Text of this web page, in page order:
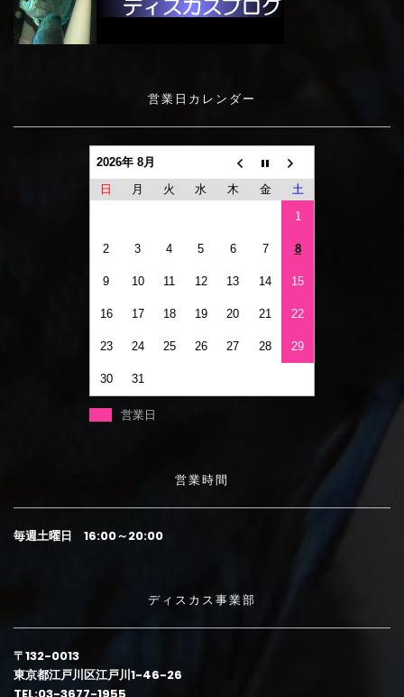
営業日カレンダー
2026年 8月
日
月 火 水 木 金
土
1
2 3 4 5 6 7 8
9 10 11 12 13 14 15
16 17 18 19 20 21 22
23 24 25 26 27 28 29
30 31
営業日
営業時間
毎週土曜日 16:00～20:00
ディスカス事業部
〒132-0013
東京都江戸川区江戸川1-46-26